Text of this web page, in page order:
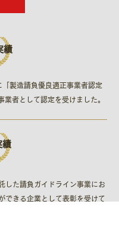
績
製造請負優良適正事業者認定
業者として認定を受けました。
績
した請負ガイドライン事業にお
できる企業として表彰を受けて